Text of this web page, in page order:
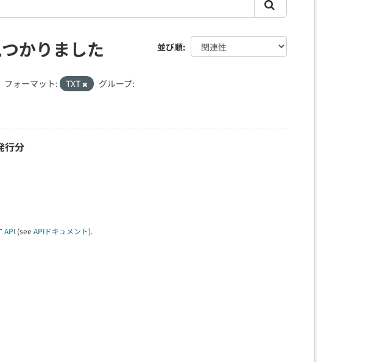
並び順
かりました
フォーマット: TXT
グループ:
行分
API (see APIドキュメント).